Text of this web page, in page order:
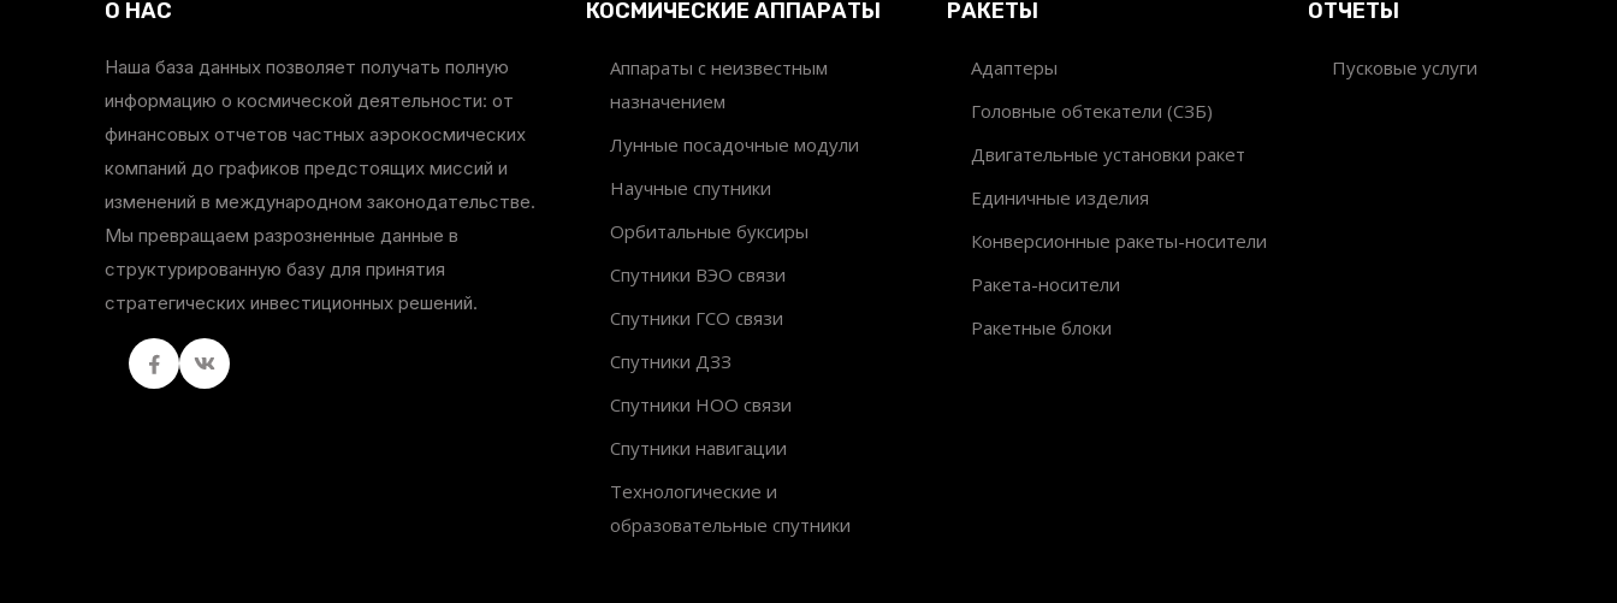
О НАС
Наша база данных позволяет получать полную
информацию о космической деятельности: от
финансовых отчетов частных аэрокосмических
компаний до графиков предстоящих миссий и
изменений в международном законодательстве.
Мы превращаем разрозненные данные в
структурированную базу для принятия
стратегических инвестиционных решений.
FacebookвКонтакте
КОСМИЧЕСКИЕ АППАРАТЫ
Аппараты с неизвестным
назначением
Лунные посадочные модули
Научные спутники
Орбитальные буксиры
Спутники ВЭО связи
Спутники ГСО связи
Спутники ДЗЗ
Спутники НОО связи
Спутники навигации
Технологические и
образовательные спутники
РАКЕТЫ
Адаптеры
Головные обтекатели (СЗБ)
Двигательные установки ракет
Единичные изделия
Конверсионные ракеты-носители
Ракета-носители
Ракетные блоки
ОТЧЕТЫ
Пусковые услуги